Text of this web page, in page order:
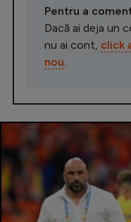
Pentru a
Dacă ai deja un
nu ai cont, click
nou.